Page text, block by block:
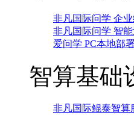
非凡国际问学 企业
非凡国际问学 智
爱问学 PC本地部
智算基础
非凡国际鲲泰智算